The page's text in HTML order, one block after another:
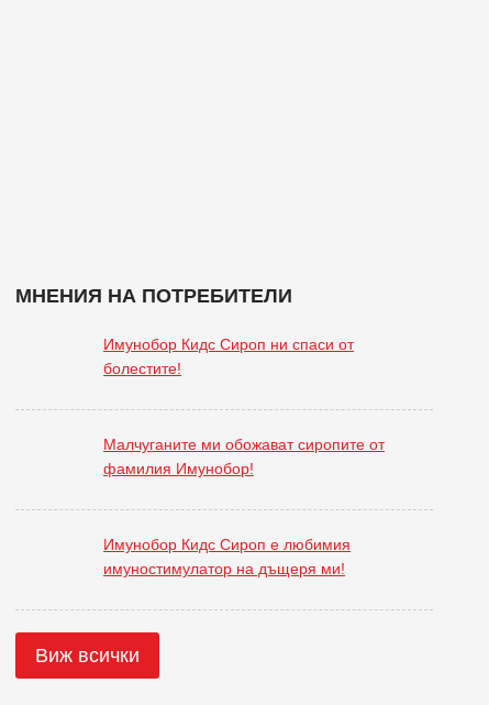
МНЕНИЯ НА ПОТРЕБИТЕЛИ
Имунобор Кидс Сироп ни спаси от
болестите!
Малчуганите ми обожават сиропите от
фамилия Имунобор!
Имунобор Кидс Сироп е любимия
имуностимулатор на дъщеря ми!
Виж всички